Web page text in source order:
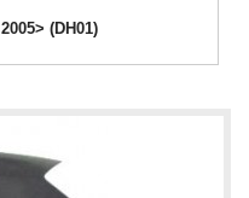
(DH01)